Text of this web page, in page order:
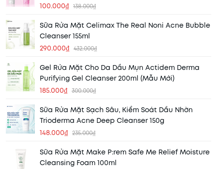
100.000₫ 138.000₫
Sữa Rửa Mặt Celimax The Real Noni Acne Bubble
Cleanser 155ml
290.000₫ 432.000₫
Gel Rửa Mặt Cho Da Dầu Mụn Actidem Derma
Purifying Gel Cleanser 200ml (Mẫu Mới)
185.000₫ 300.000₫
Sữa Rửa Mặt Sạch Sâu, Kiểm Soát Dầu Nhờn
Trioderma Acne Deep Cleanser 150g
148.000₫ 235.000₫
Sữa Rửa Mặt Make P:rem Safe Me Relief Moisture
Cleansing Foam 100ml